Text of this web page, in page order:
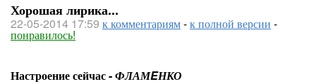
Хорошая лирика...
22-05-2014 17:59 к комментариям-к полной версии -
понравилось!
Настроение сейчас -ФЛАМEНКО